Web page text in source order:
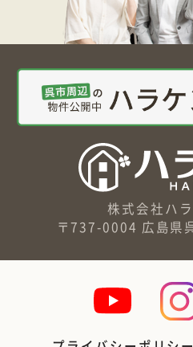
株式会社ハ
〒737-0004 広島県